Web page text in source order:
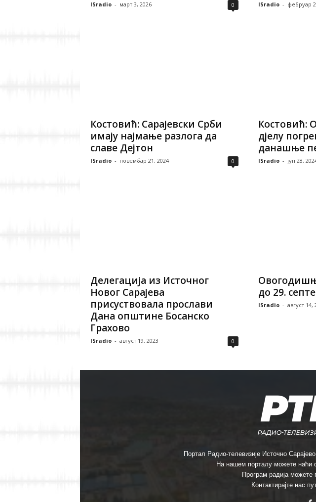
ISradio - март 3, 2026 0 ISradio - фебруар
Костовић: Сарајевски Срби
имају најмање разлога да
славе Дејтон
ISradio - новембар 21, 2024 0
Костовић:
дјелу
данашње
ISradio - јун 28,
Делегација из Источног
Новог Сарајева
присуствовала прослави
Дана општине Босанско
Грахово
ISradio - август 19, 2023 0
до 29.
ISradio - август 14,
Портал Радио-телевизије Источно
На нашем порталу можете наћи
Програм радија
Контактирајте нас